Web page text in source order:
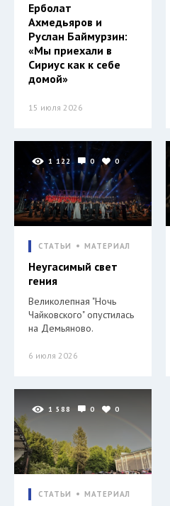
Ерболат
Ахмедьяров и
Руслан Баймурзин:
«Мы приехали в
Сириус как к себе
домой»
15 июля 2026
1 122 0 0
СТАТЬИ МАТЕРИАЛ
Неугасимый свет
гения
Великолепная "Ночь
Чайковского" опустилась
на Демьяново.
6 июля 2026
1 588 0 0
СТАТЬИ МАТЕРИАЛ